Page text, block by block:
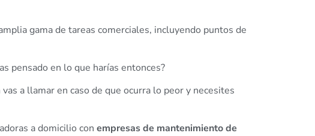
gama de tareas comerciales, incluyendo puntos de
pensado en lo que harías entonces?
a llamar en caso de que ocurra lo peor y necesites
a domicilio con empresas de mantenimiento de